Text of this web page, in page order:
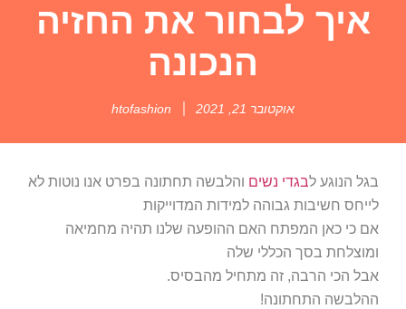
איך לבחור את החזיה
הנכונה
אוקטובר 21, 2021 htofashion
בגל הנוגע לבגדי נשים והלבשה תחתונה בפרט אנו נוטות לא
לייחס חשיבות גבוהה למידות המדוייקות
אם כי כאן המפתח האם ההופעה שלנו תהיה מחמיאה
ומוצלחת בסך הכללי שלה
אבל הכי הרבה, זה מתחיל מהבסיס.
ההלבשה התחתונה!